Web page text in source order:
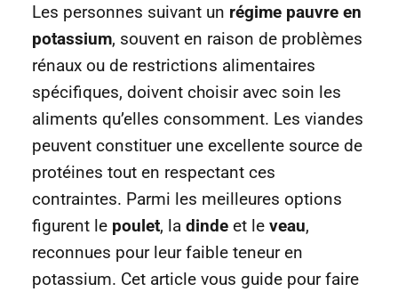
Les personnes suivant un régime pauvre en
potassium, souvent en raison de problèmes
rénaux ou de restrictions alimentaires
spécifiques, doivent choisir avec soin les
aliments qu’elles consomment. Les viandes
peuvent constituer une excellente source de
protéines tout en respectant ces
contraintes. Parmi les meilleures options
figurent le poulet, la dinde et le veau,
reconnues pour leur faible teneur en
potassium. Cet article vous guide pour faire